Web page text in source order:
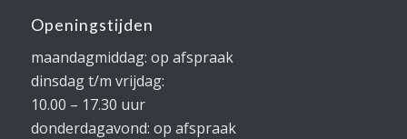
Openingstijden
maandagmiddag: op afspraak
dinsdag t/m vrijdag:
10.00 – 17.30 uur
donderdagavond: op afspraak